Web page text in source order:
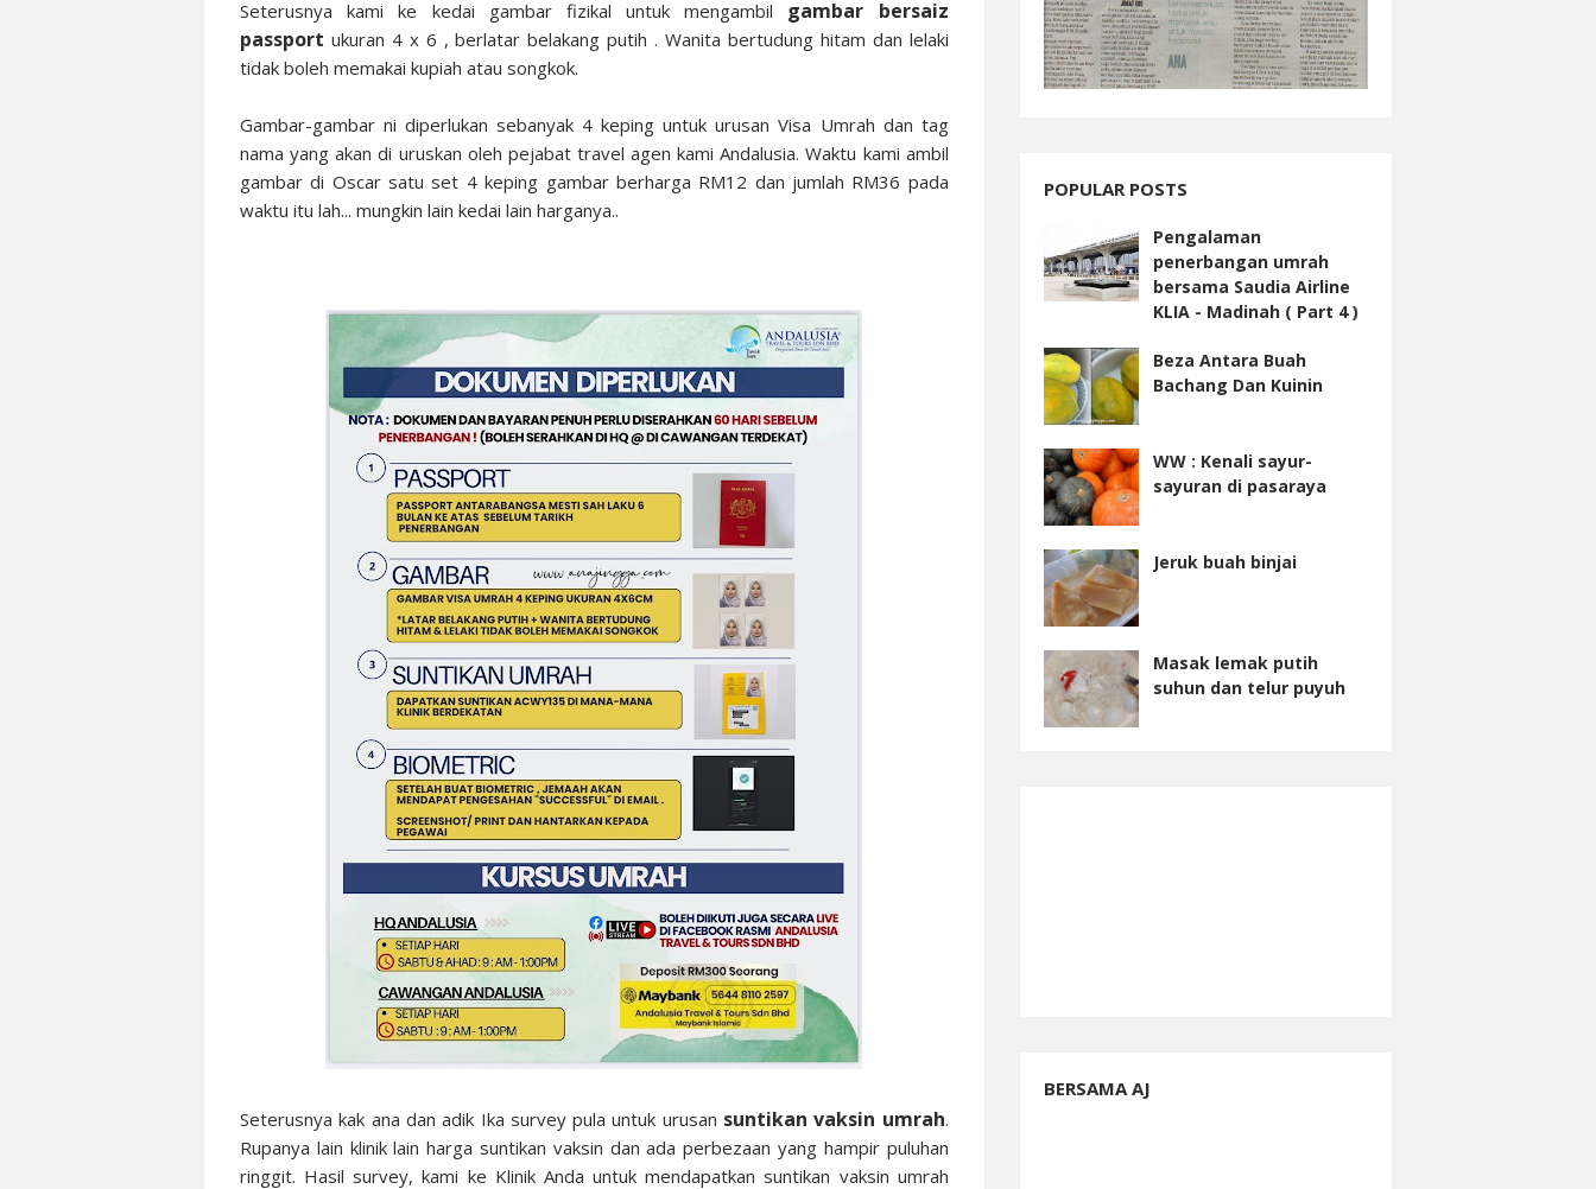
Seterusnya kami ke kedai gambar fizikal untuk mengambil gambar bersaiz
passport ukuran 4 x 6 , berlatar belakang putih . Wanita bertudung hitam dan lelaki
tidak boleh memakai kupiah atau songkok.
Gambar-gambar ni diperlukan sebanyak 4 keping untuk urusan Visa Umrah dan tag
nama yang akan di uruskan oleh pejabat travel agen kami Andalusia. Waktu kami ambil
gambar di Oscar satu set 4 keping gambar berharga RM12 dan jumlah RM36 pada
waktu itu lah... mungkin lain kedai lain harganya..
Seterusnya kak ana dan adik Ika survey pula untuk urusan suntikan vaksin umrah.
Rupanya lain klinik lain harga suntikan vaksin dan ada perbezaan yang hampir puluhan
ringgit. Hasil survey, kami ke Klinik Anda untuk mendapatkan suntikan vaksin umrah
POPULAR POSTS
Pengalaman
penerbangan umrah
bersama Saudia Airline
KLIA - Madinah ( Part 4 )
Beza Antara Buah
Bachang Dan Kuinin
WW : Kenali sayur-
sayuran di pasaraya
Jeruk buah binjai
Masak lemak putih
suhun dan telur puyuh
BERSAMA AJ